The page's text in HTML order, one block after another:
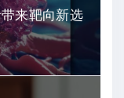
来靶向新选